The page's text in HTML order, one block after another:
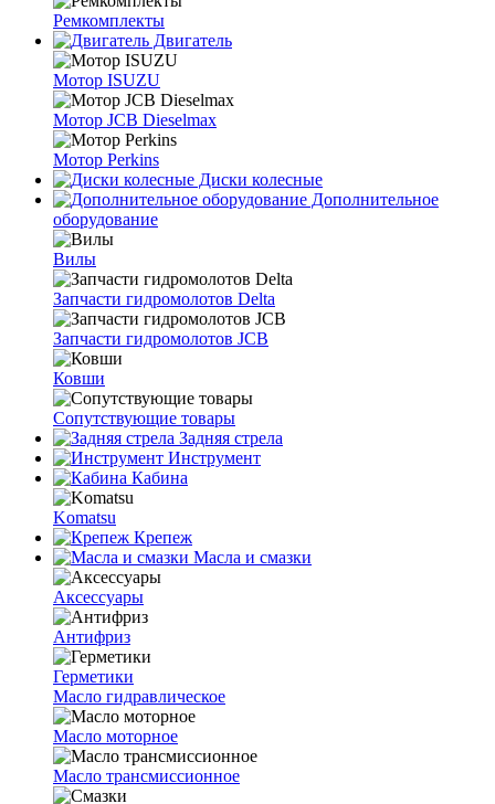
Ремкомплекты
Двигатель
Мотор ISUZU
Мотор JCB Dieselmax
Мотор Perkins
Диски колесные
Дополнительное
оборудование
Вилы
Запчасти гидромолотов Delta
Запчасти гидромолотов JCB
Ковши
Сопутствующие товары
Задняя стрела
Инструмент
Кабина
Komatsu
Крепеж
Масла и смазки
Аксессуары
Антифриз
Герметики
Масло гидравлическое
Масло моторное
Масло трансмиссионное